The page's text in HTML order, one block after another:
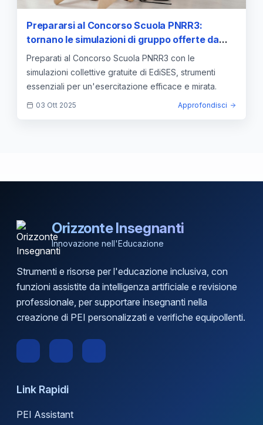
Prepararsi al Concorso Scuola PNRR3:
tornano le simulazioni di gruppo offerte da
EdiSES
Preparati al Concorso Scuola PNRR3 con le
simulazioni collettive gratuite di EdiSES, strumenti
essenziali per un'esercitazione efficace e mirata.
03 Ott 2025 Approfondisci
Orizzonte Insegnanti
Innovazione nell'Educazione
Strumenti e risorse per l'educazione inclusiva, con
funzioni assistite da intelligenza artificiale e revisione
professionale, per supportare insegnanti nella
creazione di PEI personalizzati e verifiche equipollenti.
Link Rapidi
PEI Assistant